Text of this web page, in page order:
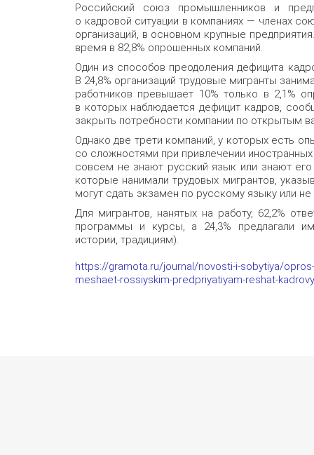
Российский союз промышленников и
о кадровой ситуации в компаниях — членах
организаций, в основном крупные
время в 82,8% опрошенных компаний.
Один из способов преодоления дефицита
В 24,8% организаций трудовые мигранты
работников превышает 10% только в 2,1%
в которых наблюдается дефицит кадров,
закрыть потребности компании по открытым
Однако две трети компаний, у которых есть
со сложностями при привлечении
совсем не знают русский язык или знают
которые нанимали трудовых мигрантов,
могут сдать экзамен по русскому языку или
Для мигрантов, нанятых на работу, 62,2%
программы и курсы, а 24,3% предлагали
истории, традициям).
https://gramota.ru/journal/novosti-i-sobytiya/
meshaet-rossiyskim-predpriyatiyam-reshat-